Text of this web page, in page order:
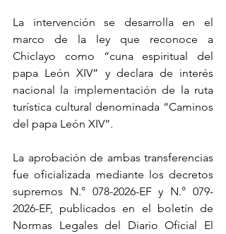
La intervención se desarrolla en el
marco de la ley que reconoce a
Chiclayo como “cuna espiritual del
papa León XIV” y declara de interés
nacional la implementación de la ruta
turística cultural denominada “Caminos
del papa León XIV”.
La aprobación de ambas transferencias
fue oficializada mediante los decretos
supremos N.° 078-2026-EF y N.° 079-
2026-EF, publicados en el boletín de
Normas Legales del Diario Oficial El